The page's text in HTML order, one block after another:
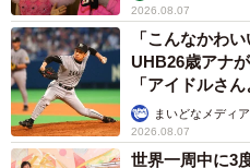
2026.08.07
「こんなかわ
UHB26歳アナ
「アイドルさ
か」まいどなメディア
2026.08.07
世界一周中に3